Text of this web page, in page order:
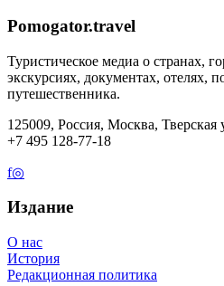
Pomogator.travel
Туристическое медиа о странах,
экскурсиях, документах, отелях,
путешественника.
125009, Россия, Москва, Тверская
+7 495 128-77-18
f◎
Издание
О нас
История
Редакционная политика